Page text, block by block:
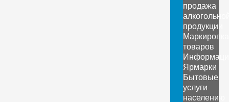
продажа
продукции
Маркировка
товаров
Ярмарки
Бытовые
услуги
населению